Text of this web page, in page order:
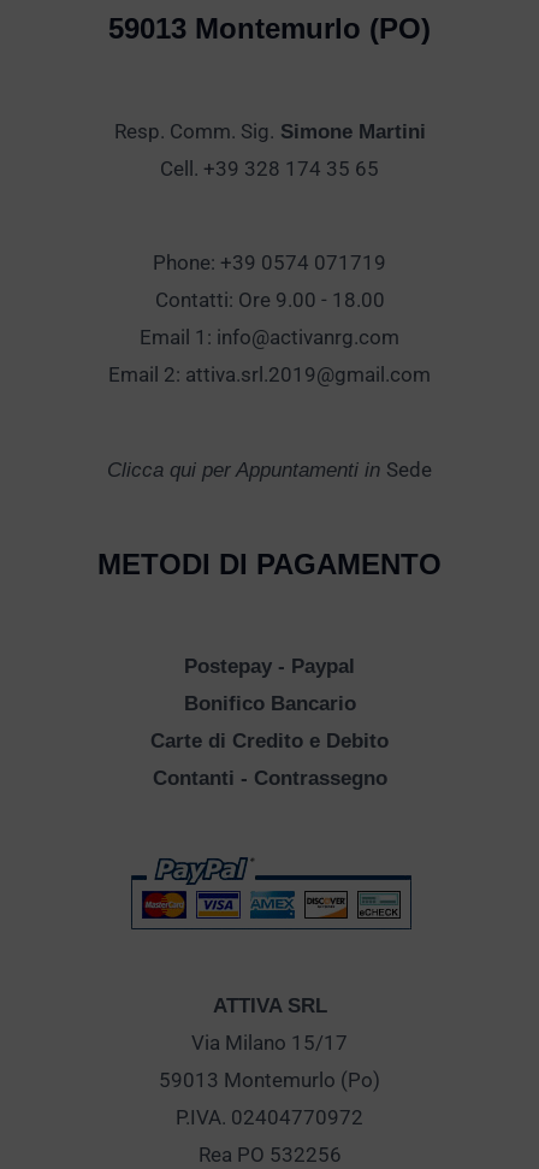
59013 Montemurlo (PO)
Resp. Comm. Sig. Simone Martini
Cell. +39 328 174 35 65
Phone: +39 0574 071719
Contatti: Ore 9.00 - 18.00
Email 1: info@activanrg.com
Email 2: attiva.srl.2019@gmail.com
Clicca qui per Appuntamenti in Sede
METODI DI PAGAMENTO
Postepay - Paypal
Bonifico Bancario
Carte di Credito e Debito
Contanti - Contrassegno
ATTIVA SRL
Via Milano 15/17
59013 Montemurlo (Po)
P.IVA. 02404770972
Rea PO 532256